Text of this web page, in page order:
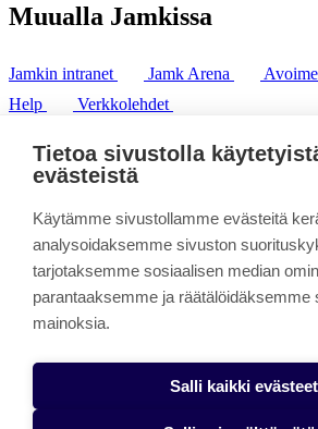
Muualla Jamkissa
Jamkin intranet Jamk Arena
Help
Verkkolehdet
puh. +358 20 743 8100
fax. +358 14 449 9694
Tietoa sivustolla
evästeistä
Käytämme sivustollamme evästeitä
analysoidaksemme sivuston
tarjotaksemme sosiaalisen median
parantaaksemme ja räätälöidäksemme
mainoksia.
Salli kaikki evästeet